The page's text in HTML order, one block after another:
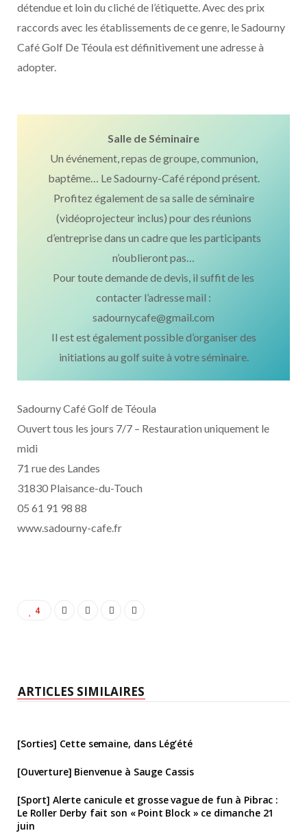
détendue et loin du cliché de l’étiquette. Avec des prix
raccords avec les établissements de ce genre, le Sadourny
Café Golf De Téoula est définitivement une adresse à
adopter.
Salle de Séminaire
Un événement, repas de groupe, communion,
baptême… Le Sadourny-Café répond présent.
Profitez également de sa salle de séminaire
(vidéoprojecteur inclus) pour des réunions
d’entreprise dans un cadre que les participants
n’oublieront pas…
Pour toute demande de devis, il suffit de les
contacter l’adresse mail :
sadournycafe@gmail.com
Il est est également possible d’organiser des
initiations au golf suite à votre séminaire.
Sadourny Café Golf de Téoula
Ouvert tous les jours 7/7 – Restauration uniquement le
midi
71 rue des Landes
31830 Plaisance-du-Touch
05 61 91 98 88
www.sadourny-cafe.fr
4
ARTICLES SIMILAIRES
[Sorties] Cette semaine, dans Lég’été
[Ouverture] Bienvenue à Sauge Cassis
[Sport] Alerte canicule et grosse vague de fun à Pibrac :
Le Roller Derby fait son « Point Block » ce dimanche 21
juin